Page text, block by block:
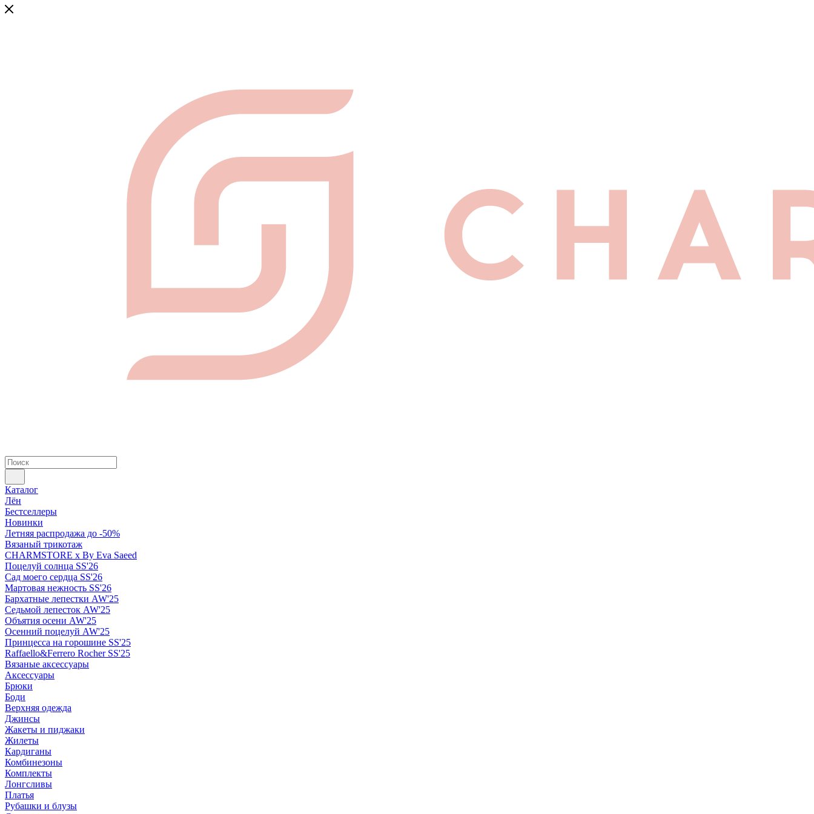
Каталог
Лён
Бестселлеры
Новинки
Летняя распродажа до -50%
Вязаный трикотаж
CHARMSTORE х By Eva Saeed
Поцелуй солнца SS'26
Сад моего сердца SS'26
Мартовая нежность SS'26
Бархатные лепестки AW'25
Седьмой лепесток AW'25
Объятия осени AW'25
Осенний поцелуй AW'25
Принцесса на горошине SS'25
Raffaello&Ferrero Rocher SS'25
Вязаные аксессуары
Аксессуары
Брюки
Боди
Верхняя одежда
Джинсы
Жакеты и пиджаки
Жилеты
Кардиганы
Комбинезоны
Комплекты
Лонгсливы
Платья
Рубашки и блузы